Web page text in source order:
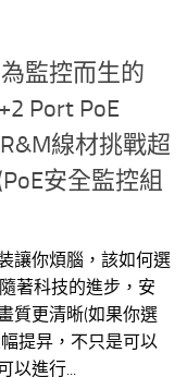
監控而生的
Port PoE
線材挑戰超
安全監控組
讓你煩腦，該如何選
著科技的進步，安
質更清晰(如果你選
提㫒，不只是可以
以進行...